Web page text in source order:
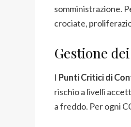
somministrazione.
crociate,
Gestione
I Punti Critici di
rischio a livelli
a freddo. Per ogni